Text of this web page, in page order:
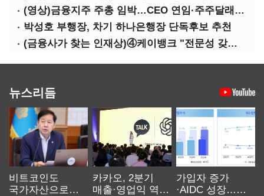
(영상)금융지주 주총 임박…CEO 연임·주주달래기 화두로
박성호 부행장, 차기 하나은행장 단독후보 추천
(금융사가 찾는 인재상)④케이뱅크 "전문성 갖고 협업 능숙한지 살필것"
뉴스리듬
비트코인도
국가자산으로…'
카카오, 2분기
매출·영업익 역대
가입자 증가
·AIDC 성장…